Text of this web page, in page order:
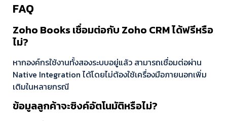
FAQ
Zoho Books เชื่อมต่อกับ Zoho CRM ได้ฟรีหรือ
ไม่?
หากองค์กรใช้งานทั้งสองระบบอยู่แล้ว สามารถเชื่อมต่อผ่าน
Native Integration ได้โดยไม่ต้องใช้เครื่องมือภายนอกเพิ่ม
เติมในหลายกรณี
ข้อมูลลูกค้าจะซิงค์อัตโนมัติหรือไม่?